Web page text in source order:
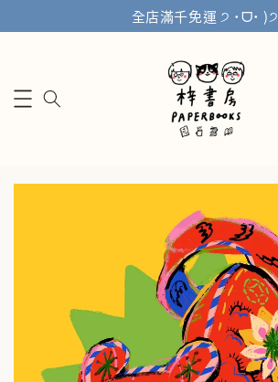
全店滿千免運 ੭ ˙ᗜ˙ )੭